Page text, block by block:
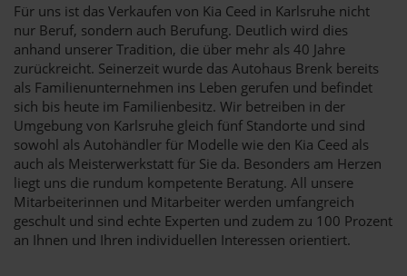
Für uns ist das Verkaufen von Kia Ceed in Karlsruhe nicht
nur Beruf, sondern auch Berufung. Deutlich wird dies
anhand unserer Tradition, die über mehr als 40 Jahre
zurückreicht. Seinerzeit wurde das Autohaus Brenk bereits
als Familienunternehmen ins Leben gerufen und befindet
sich bis heute im Familienbesitz. Wir betreiben in der
Umgebung von Karlsruhe gleich fünf Standorte und sind
sowohl als Autohändler für Modelle wie den Kia Ceed als
auch als Meisterwerkstatt für Sie da. Besonders am Herzen
liegt uns die rundum kompetente Beratung. All unsere
Mitarbeiterinnen und Mitarbeiter werden umfangreich
geschult und sind echte Experten und zudem zu 100 Prozent
an Ihnen und Ihren individuellen Interessen orientiert.